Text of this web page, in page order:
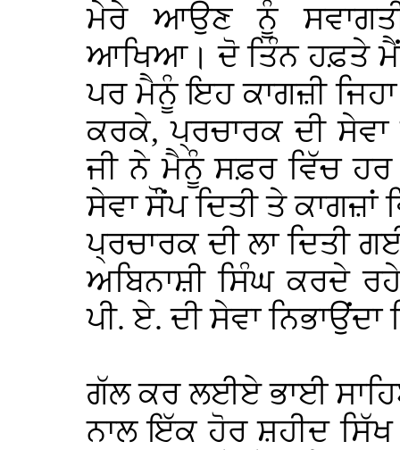
ਮੇਰੇ ਆਉਣ ਨੂੰ
ਆਖਿਆ। ਦੋ ਤਿੰਨ ਹਫ਼ਤੇ ਮੈਂ
ਪਰ ਮੈਨੂੰ ਇਹ ਕਾਗਜ਼ੀ
ਕਰਕੇ, ਪ੍ਰਚਾਰਕ ਦੀ ਸੇਵਾ
ਜੀ ਨੇ ਮੈਨੂੰ ਸਫ਼ਰ ਵਿੱਚ ਹਰ
ਸੇਵਾ ਸੌਂਪ ਦਿਤੀ ਤੇ ਕਾਗਜ਼ਾਂ
ਪ੍ਰਚਾਰਕ ਦੀ ਲਾ ਦਿਤੀ
ਅਬਿਨਾਸ਼ੀ ਸਿੰਘ ਕਰਦੇ
ਪੀ. ਏ. ਦੀ ਸੇਵਾ ਨਿਭਾਉਂਦਾ
ਗੱਲ ਕਰ ਲਈਏ ਭਾਈ
ਨਾਲ ਇੱਕ ਹੋਰ ਸ਼ਹੀਦ ਸਿੱਖ